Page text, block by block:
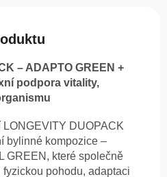
– ADAPTO GREEN +
podpora vitality,
DUOPACK
bylinné kompozice –
GREEN, které společně
pohodu, adaptaci